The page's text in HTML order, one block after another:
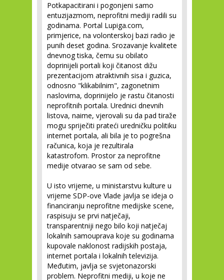
Potkapacitirani i pogonjeni samo
entuzijazmom, neprofitni mediji radili su
godinama. Portal Lupiga.com,
primjerice, na volonterskoj bazi radio je
punih deset godina. Srozavanje kvalitete
dnevnog tiska, čemu su obilato
doprinijeli portali koji čitanost dižu
prezentacijom atraktivnih sisa i guzica,
odnosno "klikabilnim", zagonetnim
naslovima, doprinijelo je rastu čitanosti
neprofitnih portala. Urednici dnevnih
listova, naime, vjerovali su da pad tiraže
mogu spriječiti prateći uredničku politiku
internet portala, ali bila je to pogrešna
računica, koja je rezultirala
katastrofom. Prostor za neprofitne
medije otvarao se sam od sebe.
U isto vrijeme, u ministarstvu kulture u
vrijeme SDP-ove Vlade javlja se ideja o
financiranju neprofitne medijske scene,
raspisuju se prvi natječaji,
transparentniji nego bilo koji natječaj
lokalnih samouprava koje su godinama
kupovale naklonost radijskih postaja,
internet portala i lokalnih televizija.
Međutim, javlja se svjetonazorski
problem. Neprofitni mediji, u koje ne